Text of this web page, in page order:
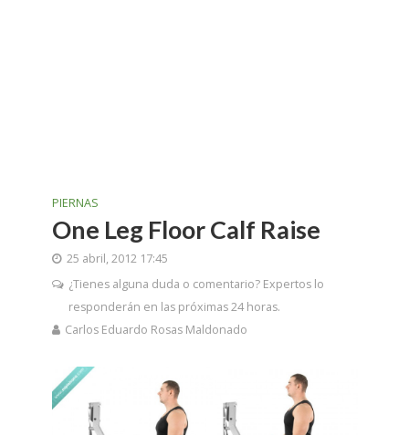
PIERNAS
One Leg Floor Calf Raise
25 abril, 2012 17:45
¿Tienes alguna duda o comentario? Expertos lo
responderán en las próximas 24 horas.
Carlos Eduardo Rosas Maldonado